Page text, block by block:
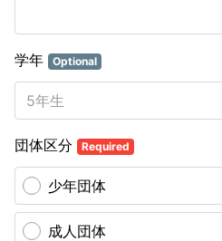
学年 Optional
団体区分 Required
少年団体
成人団体